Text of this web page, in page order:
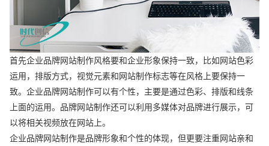
首先企业品牌网站制作风格要和企业形象保持一致，比如网站色彩
运用，排版方式，视觉元素和网站制作标志等在风格上要保持一
致。企业品牌网站制作可以有个性，主要是通过色彩、排版和线条
上面的运用。品牌网站制作还可以利用多媒体对品牌进行展示，可
以将相关视频放在网站上。
企业品牌网站制作是品牌形象和个性的体现，但更要注重网站亲和